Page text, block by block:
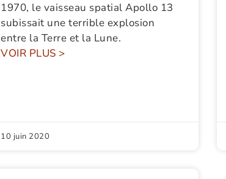
1970, le vaisseau spatial Apollo 13
subissait une terrible explosion
entre la Terre et la Lune.
VOIR PLUS >
10 juin 2020